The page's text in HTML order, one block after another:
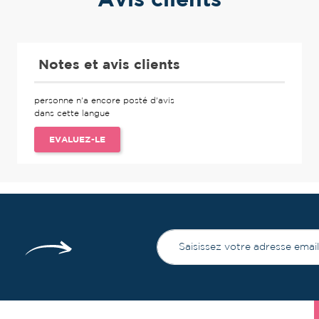
Notes et avis clients
personne n'a encore posté d'avis
dans cette langue
EVALUEZ-LE